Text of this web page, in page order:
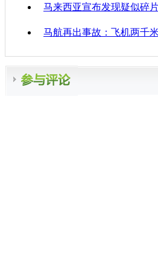
马来西亚宣布发现疑似碎
马航再出事故：飞机两千